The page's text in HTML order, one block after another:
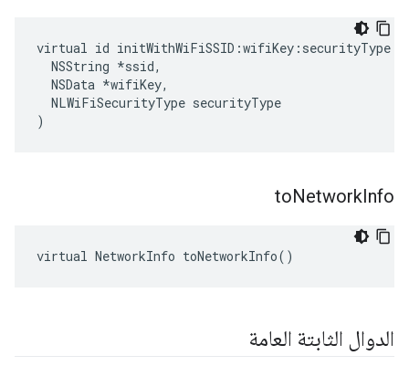
virtual id initWithWiFiSSID:wifiKey:securityType:(
  NSString *ssid,
  NSData *wifiKey,
  NLWiFiSecurityType securityType
)
toNetworkInfo
virtual NetworkInfo toNetworkInfo()
الدوال الثابتة العامة